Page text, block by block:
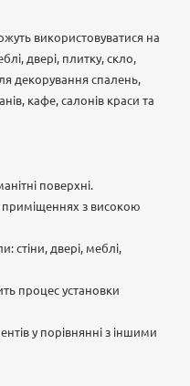
використовуватися на
двері, плитку, скло,
декорування спалень,
кафе, салонів краси та
поверхні.
приміщеннях з високою
стіни, двері, меблі,
процес установки
у порівнянні з іншими